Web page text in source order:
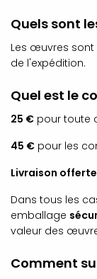
Quels sont
Les œuvres sont
de l'expédition.
Quel est le
25 € pour toute
45 € pour les
Livraison offerte
Dans tous les
emballage
valeur des
Comment